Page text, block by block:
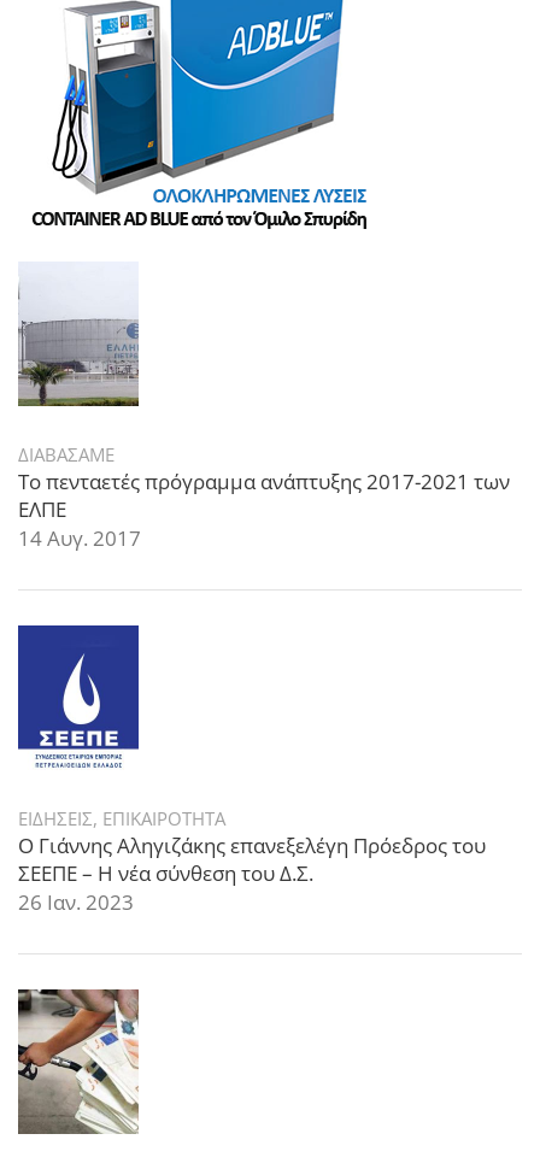
ΔΙΑΒΑΣΑΜΕ
Το πενταετές πρόγραμμα ανάπτυξης 2017-2021 των
ΕΛΠΕ
14 Αυγ. 2017
ΕΙΔΗΣΕΙΣ, ΕΠΙΚΑΙΡΟΤΗΤΑ
Ο Γιάννης Αληγιζάκης επανεξελέγη Πρόεδρος του
ΣΕΕΠΕ – Η νέα σύνθεση του Δ.Σ.
26 Ιαν. 2023